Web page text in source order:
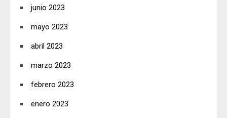
junio 2023
mayo 2023
abril 2023
marzo 2023
febrero 2023
enero 2023